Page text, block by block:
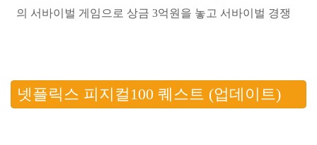
의 서바이벌 게임으로 상금 3억원을 놓고 서바이벌 경쟁
넷플릭스 피지컬100 퀘스트 (업데이트)